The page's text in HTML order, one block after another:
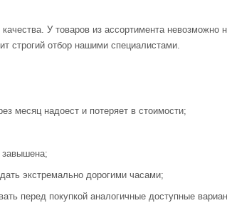
У товаров из ассортимента невозможно
строгий отбор нашими специалистами.
месяц надоест и потеряет в стоимости;
завышена;
экстремально дорогими часами;
перед покупкой аналогичные доступные